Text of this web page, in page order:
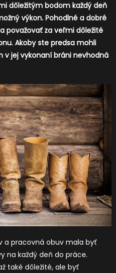
dôležitým bodom každý deň
výkon. Pohodlné a dobré
považovať za veľmi dôležité
Akoby ste predsa mohli
v jej vykonaní bráni nevhodná
a pracovná obuv mala byť
na každý deň do práce.
také dôležité, ale byť